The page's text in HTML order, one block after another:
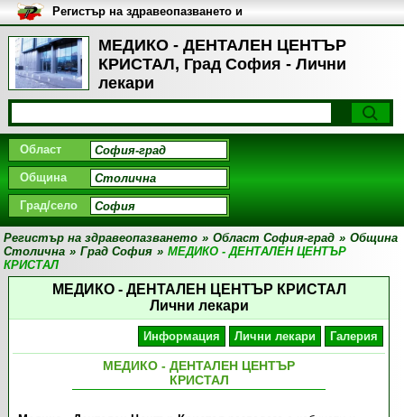
МЕДИКО - ДЕНТАЛЕН ЦЕНТЪР
КРИСТАЛ, Град София - Лични
лекари
Регистър на здравеопазването и
медицинските заведения в
България
Област
Община
Град/село
Регистър на здравеопазването » Област София-град » Община
Столична » Град София » МЕДИКО - ДЕНТАЛЕН ЦЕНТЪР
КРИСТАЛ
МЕДИКО - ДЕНТАЛЕН ЦЕНТЪР КРИСТАЛ
Лични лекари
Информация Лични лекари Галерия
МЕДИКО - ДЕНТАЛЕН ЦЕНТЪР
КРИСТАЛ